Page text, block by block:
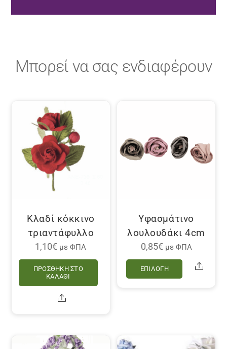
Μπορεί να σας ενδιαφέρουν
Κλαδί κόκκινο
τριαντάφυλλο
1,10€ με ΦΠΑ
ΠΡΟΣΘΉΚΗ ΣΤΟ
ΚΑΛΆΘΙ
Share
Υφασμάτινο
λουλουδάκι 4cm
0,85€ με ΦΠΑ
ΕΠΙΛΟΓΉ
Αυτό
το
Οι
Share